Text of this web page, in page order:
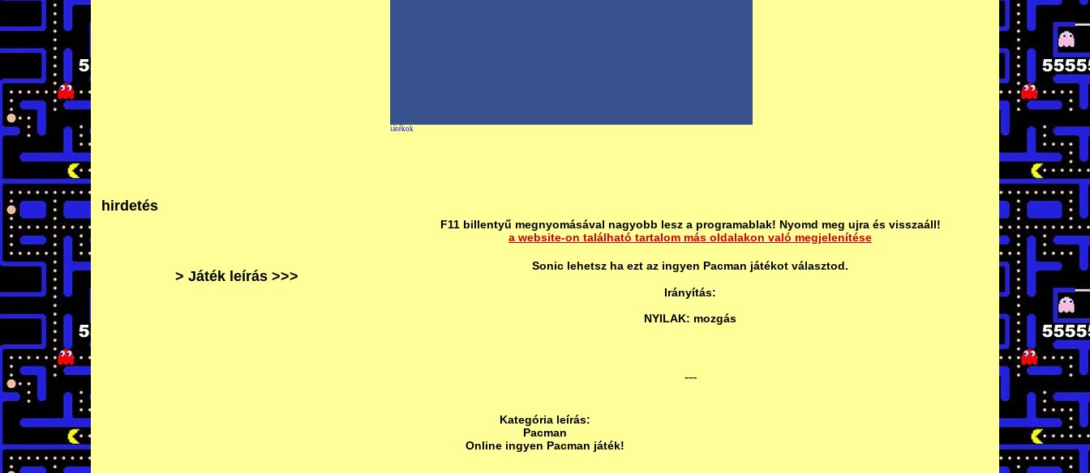
hirdetés
> Játék leírás >>>
F11 billentyű megnyomásával nagyobb lesz a programablak! Nyomd meg ujra és visszaáll!
a website-on található tartalom más oldalakon való megjelenítése
Sonic lehetsz ha ezt az ingyen Pacman játékot választod.
Irányítás:
NYILAK: mozgás
---
Kategória leírás:
Pacman
Online ingyen Pacman játék!